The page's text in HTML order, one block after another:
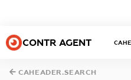
CONTR AGENT
CAHEADER.SEARCH